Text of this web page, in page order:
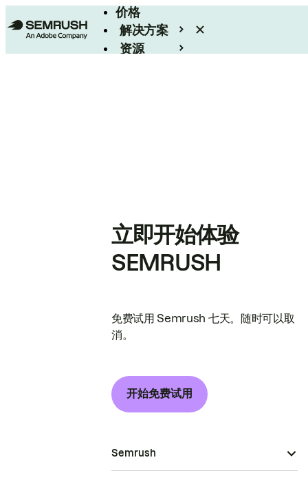
价格
解决方案
资源
立即开始体验
SEMRUSH
免费试用 Semrush 七天。随时可以取
消。
开始免费试用
Semrush